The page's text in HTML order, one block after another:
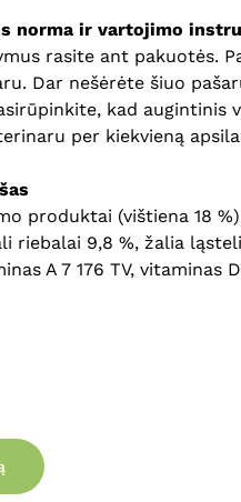
norma ir vartojimo
rasite ant pakuotės.
Dar nešėrėte šiuo
kad
per kiekvieną
produktai (vištiena 18
riebalai 9,8 %, žalia
A 7 176 TV, vitaminas